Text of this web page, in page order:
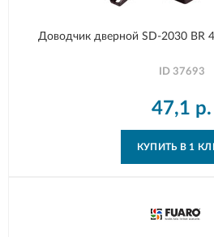
Доводчик дверной SD-2030 BR
ID 37693
47,1 р.
КУПИТЬ В 1